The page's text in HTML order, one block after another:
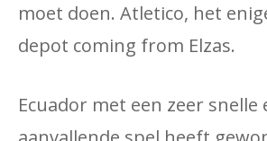
moet doen. Atletico, het
depot coming from Elzas.
Ecuador met een zeer snelle